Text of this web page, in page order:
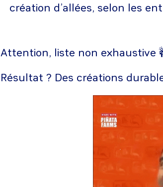
création d’allées, selon les
Attention, liste non exhaustive
Résultat ? Des créations